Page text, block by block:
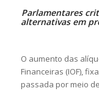
Parlamentares
alternativas em
O aumento das
Financeiras (IOF),
passada por meio